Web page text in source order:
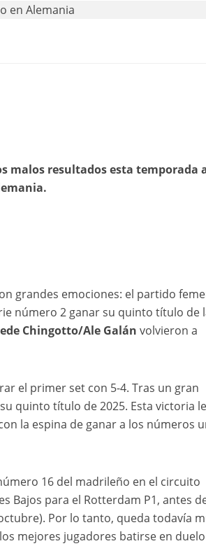
malos resultados esta temporada
grandes emociones: el partido
número 2 ganar su quinto título de
Chingotto/Ale Galán volvieron a
el primer set con 5-4. Tras un gran
quinto título de 2025. Esta victoria
la espina de ganar a los números
16 del madrileño en el circuito
Bajos para el Rotterdam P1, antes
Por lo tanto, queda todavía
mejores jugadores batirse en